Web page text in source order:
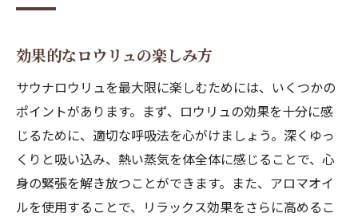
効果的なロウリュの楽しみ方
サウナロウリュを最大限に楽しむためには、いくつかの
ポイントがあります。まず、ロウリュの効果を十分に感
じるために、適切な呼吸法を心がけましょう。深くゆっ
くりと吸い込み、熱い蒸気を体全体に感じることで、心
身の緊張を解き放つことができます。また、アロマオイ
ルを使用することで、リラックス効果をさらに高めるこ